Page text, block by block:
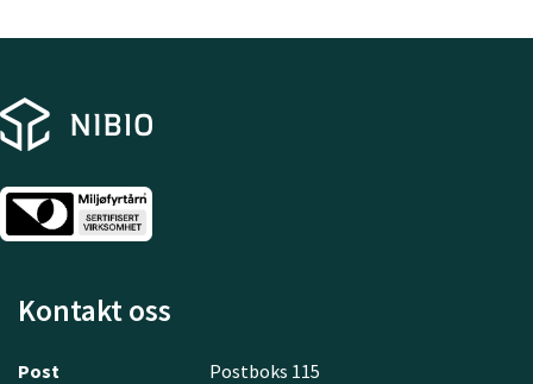
Kontakt oss
Post
Postboks 115